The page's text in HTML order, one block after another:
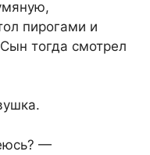
пирогами и
тогда смотрел
—